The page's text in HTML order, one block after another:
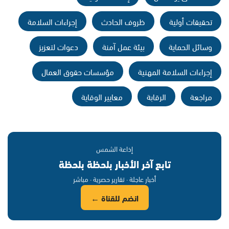
تحقيقات أولية
ظروف الحادث
إجراءات السلامة
وسائل الحماية
بيئة عمل آمنة
دعوات لتعزيز
إجراءات السلامة المهنية
مؤسسات حقوق العمال
مراجعة
الرقابة معايير الوقاية
إذاعة الشمس
تابع آخر الأخبار بلحظة بلحظة
أخبار عاجلة · تقارير حصرية · مباشر
انضم للقناة ←